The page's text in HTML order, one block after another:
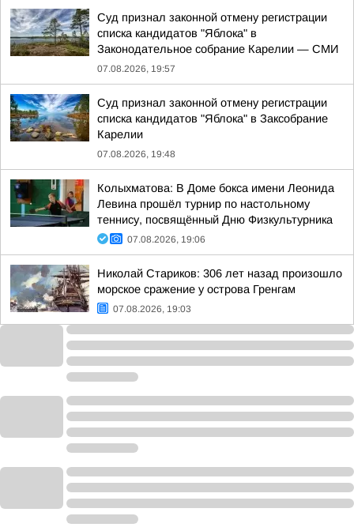
Суд признал законной отмену регистрации
списка кандидатов "Яблока" в
Законодательное собрание Карелии — СМИ
07.08.2026, 19:57
Суд признал законной отмену регистрации
списка кандидатов "Яблока" в Заксобрание
Карелии
07.08.2026, 19:48
Колыхматова: В Доме бокса имени Леонида
Левина прошёл турнир по настольному
теннису, посвящённый Дню Физкультурника
07.08.2026, 19:06
Николай Стариков: 306 лет назад произошло
морское сражение у острова Гренгам
07.08.2026, 19:03